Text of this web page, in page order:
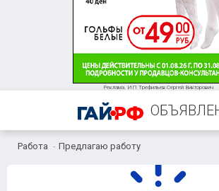
Реклама. ИП Трефильев Сергей Викторович
Работа Предлагаю работу